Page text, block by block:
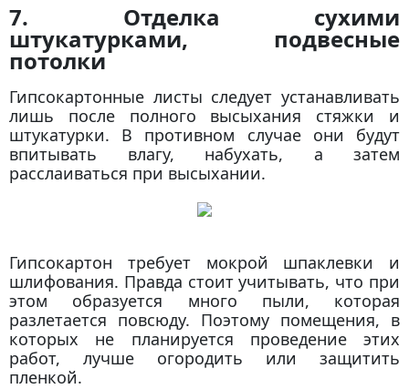
7. Отделка сухими
штукатурками, подвесные
потолки
Гипсокартонные листы следует устанавливать
лишь после полного высыхания стяжки и
штукатурки. В противном случае они будут
впитывать влагу, набухать, а затем
расслаиваться при высыхании.
Гипсокартон требует мокрой шпаклевки и
шлифования. Правда стоит учитывать, что при
этом образуется много пыли, которая
разлетается повсюду. Поэтому помещения, в
которых не планируется проведение этих
работ, лучше огородить или защитить
пленкой.